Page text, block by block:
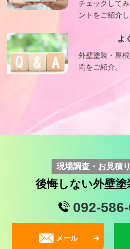
チェックして
ントをご紹介し
よ
外壁塗装・屋
問をご紹介。
現場調査・お見積り
後悔しない外壁塗
092-
メール